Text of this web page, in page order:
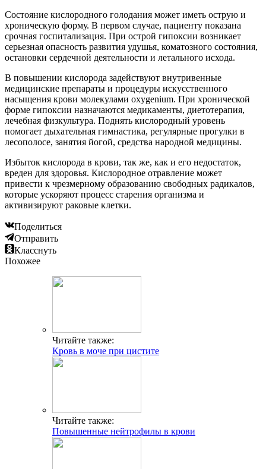
Состояние кислородного голодания может иметь острую и
хроническую форму. В первом случае, пациенту показана
срочная госпитализация. При острой гипоксии возникает
серьезная опасность развития удушья, коматозного состояния,
остановки сердечной деятельности и летального исхода.
В повышении кислорода задействуют внутривенные
медицинские препараты и процедуры искусственного
насыщения крови молекулами oxygenium. При хронической
форме гипоксии назначаются медикаменты, диетотерапия,
лечебная физкультура. Поднять кислородный уровень
помогает дыхательная гимнастика, регулярные прогулки в
лесополосе, занятия йогой, средства народной медицины.
Избыток кислорода в крови, так же, как и его недостаток,
вреден для здоровья. Кислородное отравление может
привести к чрезмерному образованию свободных радикалов,
которые ускоряют процесс старения организма и
активизируют раковые клетки.
Поделиться
Отправить
Класснуть
Похожее
Читайте также:
Кровь в моче при цистите
Читайте также:
Повышенные нейтрофилы в крови